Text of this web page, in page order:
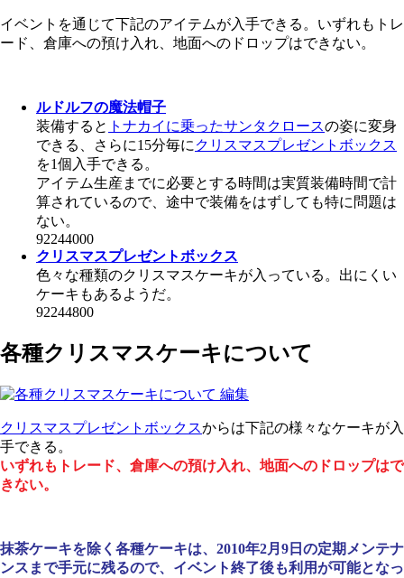
イベントを通じて下記のアイテムが入手できる。いずれもトレ
ード、倉庫への預け入れ、地面へのドロップはできない。
ルドルフの魔法帽子
装備すると トナカイに乗ったサンタクロースの姿に変身
できる、さらに15分毎にクリスマスプレゼントボックス
を1個入手できる。
アイテム生産までに必要とする時間は実質装備時間で計
算されているので、途中で装備をはずしても特に問題は
ない。
92244000
クリスマスプレゼントボックス
色々な種類のクリスマスケーキが入っている。出にくい
ケーキもあるようだ。
92244800
各種クリスマスケーキについて
クリスマスプレゼントボックスからは下記の様々なケーキが入
手できる。
いずれもトレード、倉庫への預け入れ、地面へのドロップはで
きない。
抹茶ケーキを除く各種ケーキは、2010年2月9日の定期メンテナ
ンスまで手元に残るので、イベント終了後も利用が可能となっ